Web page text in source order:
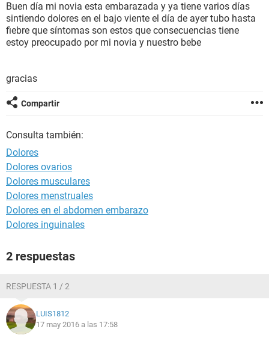
BIENESTAR
SEXUALIDAD
Buen día mi novia esta embarazada y ya tiene varios días
sintiendo dolores en el bajo viente el día de ayer tubo hasta
fiebre que síntomas son estos que consecuencias tiene
estoy preocupado por mi novia y nuestro bebe
gracias
Compartir
Consulta también:
Dolores
Dolores ovarios
Dolores musculares
Dolores menstruales
Dolores en el abdomen embarazo
Dolores inguinales
2 respuestas
RESPUESTA 1 / 2
LUIS1812
17 may 2016 a las 17:58